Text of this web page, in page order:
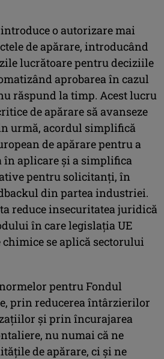
o autorizare mai
de apărare, introducând
lucrătoare pentru deciziile
aprobarea în cazul
răspund la timp. Acest lucru
de apărare să avanseze
urmă, acordul simplifică
de apărare pentru a
în aplicare şi a simplifica
pentru solicitanţi, în
din partea industriei.
reduce insecuritatea juridică
în care legislaţia UE
se aplică sectorului
pentru Fondul
prin reducerea întârzierilor
şi prin încurajarea
nu numai că ne
de apărare, ci şi ne